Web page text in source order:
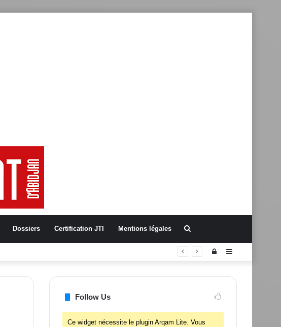
Dossiers Certification JTI Mentions légales
Sidebar
Connexion
Follow Us
Ce widget nécessite le plugin Arqam Lite. Vous